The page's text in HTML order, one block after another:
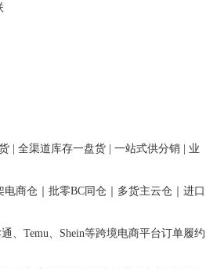
| 全渠道库存一盘货 | 一站式供分销 | 业
商仓｜批零BC同仓｜多货主云仓｜进口
、Temu、Shein等跨境电商平台订单履约